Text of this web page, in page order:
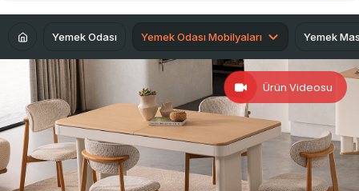
Yemek Odası Yemek Odası Mobilyaları Yemek
Ürün Videosu